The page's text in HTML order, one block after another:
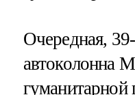
Очередная,
автоколонна